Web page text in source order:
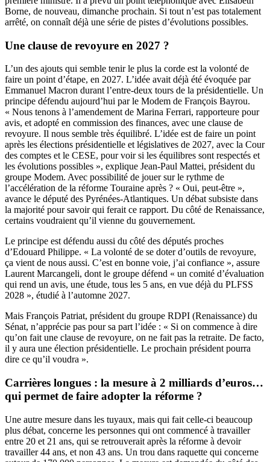
Borne, de nouveau, dimanche prochain. Si tout n’est pas totalement
arrêté, on connaît déjà une série de pistes d’évolutions possibles.
Une clause de revoyure en 2027 ?
L’un des ajouts qui semble tenir le plus la corde est la volonté de
faire un point d’étape, en 2027. L’idée avait déjà été évoquée par
Emmanuel Macron durant l’entre-deux tours de la présidentielle. Un
principe défendu aujourd’hui par le Modem de François Bayrou.
« Nous tenons à l’amendement de Marina Ferrari, rapporteure pour
avis, et adopté en commission des finances, avec une clause de
revoyure. Il nous semble très équilibré. L’idée est de faire un point
après les élections présidentielle et législatives de 2027, avec la Cour
des comptes et le CESE, pour voir si les équilibres sont respectés et
les évolutions possibles », explique Jean-Paul Mattei, président du
groupe Modem. Avec possibilité de jouer sur le rythme de
l’accélération de la réforme Touraine après ? « Oui, peut-être »,
avance le député des Pyrénées-Atlantiques. Un débat subsiste dans
la majorité pour savoir qui ferait ce rapport. Du côté de Renaissance,
certains voudraient qu’il vienne du gouvernement.
Le principe est défendu aussi du côté des députés proches
d’Edouard Philippe. « La volonté de se doter d’outils de revoyure,
ça vient de nous aussi. C’est en bonne voie, j’ai confiance », assure
Laurent Marcangeli, dont le groupe défend « un comité d’évaluation
qui rend un avis, une étude, tous les 5 ans, en vue déjà du PLFSS
2028 », étudié à l’automne 2027.
Mais François Patriat, président du groupe RDPI (Renaissance) du
Sénat, n’apprécie pas pour sa part l’idée : « Si on commence à dire
qu’on fait une clause de revoyure, on ne fait pas la retraite. De facto,
il y aura une élection présidentielle. Le prochain président pourra
dire ce qu’il voudra ».
Carrières longues : la mesure à 2 milliards d’euros…
qui permet de faire adopter la réforme ?
Une autre mesure dans les tuyaux, mais qui fait celle-ci beaucoup
plus débat, concerne les personnes qui ont commencé à travailler
entre 20 et 21 ans, qui se retrouverait après la réforme à devoir
travailler 44 ans, et non 43 ans. Un trou dans raquette qui concerne